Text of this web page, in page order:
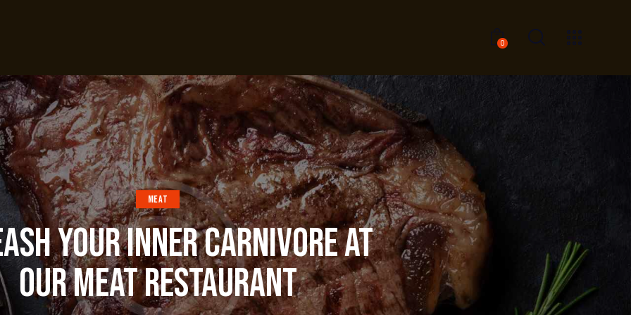
0
MEAT
YOUR INNER CARNIVORE AT
OUR MEAT RESTAURANT